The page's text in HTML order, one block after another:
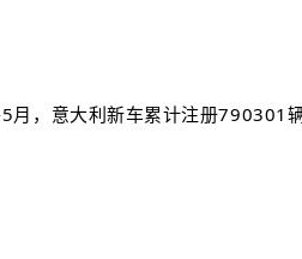
，意大利新车累计注册790301